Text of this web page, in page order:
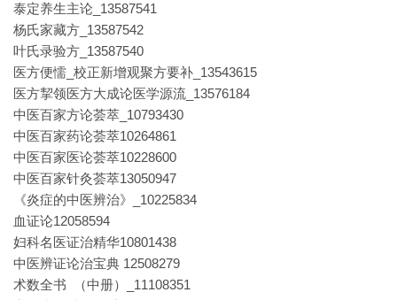
泰定养生主论_13587541
杨氏家藏方_13587542
叶氏录验方_13587540
医方便懦_校正新增观聚方要补_13543615
医方挈领医方大成论医学源流_13576184
中医百家方论荟萃_10793430
中医百家药论荟萃10264861
中医百家医论荟萃10228600
中医百家针灸荟萃13050947
《炎症的中医辨治》_10225834
血证论12058594
妇科名医证治精华10801438
中医辨证论治宝典 12508279
术数全书 （中册）_11108351